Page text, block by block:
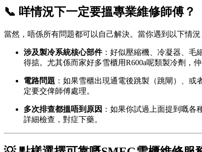
📞 咩情況下一定要搵專業維修師傅？
當然，唔係所有問題都可以自己解決。當你遇到以下情
涉及製冷系統核心部件：好似壓縮機、冷凝器、毛
得掂。尤其係而家好多雪櫃用R600a呢類製冷劑，
電路問題 ：如果雪櫃出現通電後跳製（跳閘）、
定要交俾師傅處理。
多次排查都搵唔到原因 ：如果你試過上面提到嘅
詳細檢查，對症下藥。